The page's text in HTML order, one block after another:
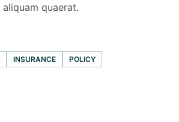
quaerat.
INSURANCE POLICY